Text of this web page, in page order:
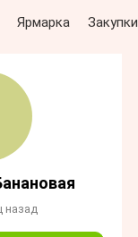
Ярмарка Закупки
назад